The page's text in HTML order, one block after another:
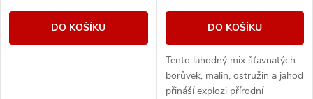
DO KOŠÍKU DO KOŠÍKU
Tento lahodný mix šťavnatých
borůvek, malin, ostružin a jahod
přináší explozi přírodní